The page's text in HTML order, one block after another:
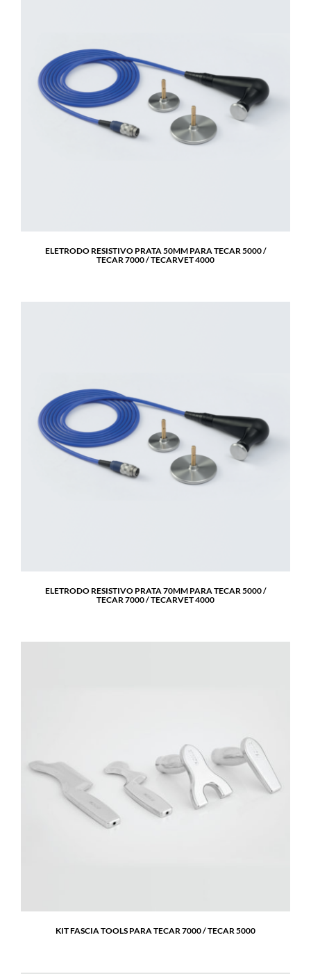
ELETRODO RESISTIVO PRATA 50MM PARA TECAR 5000 /
TECAR 7000 / TECARVET 4000
ELETRODO RESISTIVO PRATA 70MM PARA TECAR 5000 /
TECAR 7000 / TECARVET 4000
KIT FASCIA TOOLS PARA TECAR 7000 / TECAR 5000